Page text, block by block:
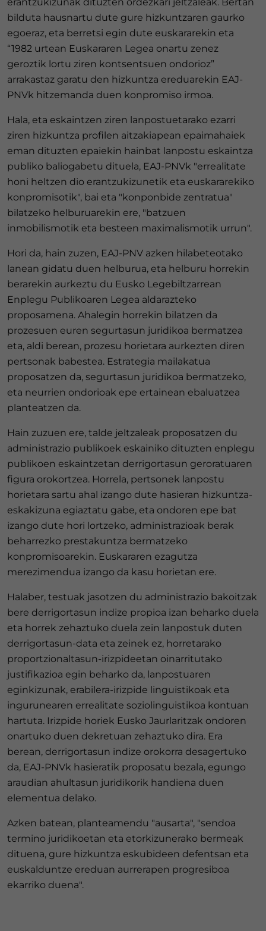
bilduta hausnartu dute gure hizkuntzaren gaurko
egoeraz, eta berretsi egin dute euskararekin eta
“1982 urtean Euskararen Legea onartu zenez
geroztik lortu ziren kontsentsuen ondorioz”
arrakastaz garatu den hizkuntza ereduarekin EAJ-
PNVk hitzemanda duen konpromiso irmoa.
Hala, eta eskaintzen ziren lanpostuetarako ezarri
ziren hizkuntza profilen aitzakiapean epaimahaiek
eman dituzten epaiekin hainbat lanpostu eskaintza
publiko baliogabetu dituela, EAJ-PNVk "errealitate
honi heltzen dio erantzukizunetik eta euskararekiko
konpromisotik", bai eta "konponbide zentratua"
bilatzeko helburuarekin ere, "batzuen
inmobilismotik eta besteen maximalismotik urrun".
Hori da, hain zuzen, EAJ-PNV azken hilabeteotako
lanean gidatu duen helburua, eta helburu horrekin
berarekin aurkeztu du Eusko Legebiltzarrean
Enplegu Publikoaren Legea aldarazteko
proposamena. Ahalegin horrekin bilatzen da
prozesuen euren segurtasun juridikoa bermatzea
eta, aldi berean, prozesu horietara aurkezten diren
pertsonak babestea. Estrategia mailakatua
proposatzen da, segurtasun juridikoa bermatzeko,
eta neurrien ondorioak epe ertainean ebaluatzea
planteatzen da.
Hain zuzuen ere, talde jeltzaleak proposatzen du
administrazio publikoek eskainiko dituzten enplegu
publikoen eskaintzetan derrigortasun geroratuaren
figura orokortzea. Horrela, pertsonek lanpostu
horietara sartu ahal izango dute hasieran hizkuntza-
eskakizuna egiaztatu gabe, eta ondoren epe bat
izango dute hori lortzeko, administrazioak berak
beharrezko prestakuntza bermatzeko
konpromisoarekin. Euskararen ezagutza
merezimendua izango da kasu horietan ere.
Halaber, testuak jasotzen du administrazio bakoitzak
bere derrigortasun indize propioa izan beharko duela
eta horrek zehaztuko duela zein lanpostuk duten
derrigortasun-data eta zeinek ez, horretarako
proportzionaltasun-irizpideetan oinarritutako
justifikazioa egin beharko da, lanpostuaren
eginkizunak, erabilera-irizpide linguistikoak eta
ingurunearen errealitate soziolinguistikoa kontuan
hartuta. Irizpide horiek Eusko Jaurlaritzak ondoren
onartuko duen dekretuan zehaztuko dira. Era
berean, derrigortasun indize orokorra desagertuko
da, EAJ-PNVk hasieratik proposatu bezala, egungo
araudian ahultasun juridikorik handiena duen
elementua delako.
Azken batean, planteamendu "ausarta", "sendoa
termino juridikoetan eta etorkizunerako bermeak
dituena, gure hizkuntza eskubideen defentsan eta
euskalduntze ereduan aurrerapen progresiboa
ekarriko duena".